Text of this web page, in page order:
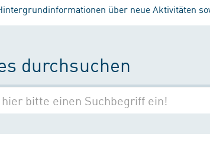
über neue Aktivitäten
durchsuchen